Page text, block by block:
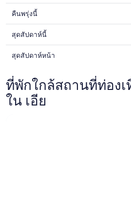
คา
ที่พัก
ใน
เอีย
สำหรับ
นี้,
6
ส.ค.
ดูรา
คา
ที่พัก
ใน
เอีย
สำหรับ
คืน
พรุ่ง
คืนพรุ่งนี้
ดูรา
คา
ที่พัก
เอีย
สำหรับ
สุด
สุดสัปดาห์นี้
ดูรา
ที่พัก
ใน
เอีย
สุดสัปดาห์หน้า
ที่พักใกล้สถานที่ท่อง
ใน เอีย